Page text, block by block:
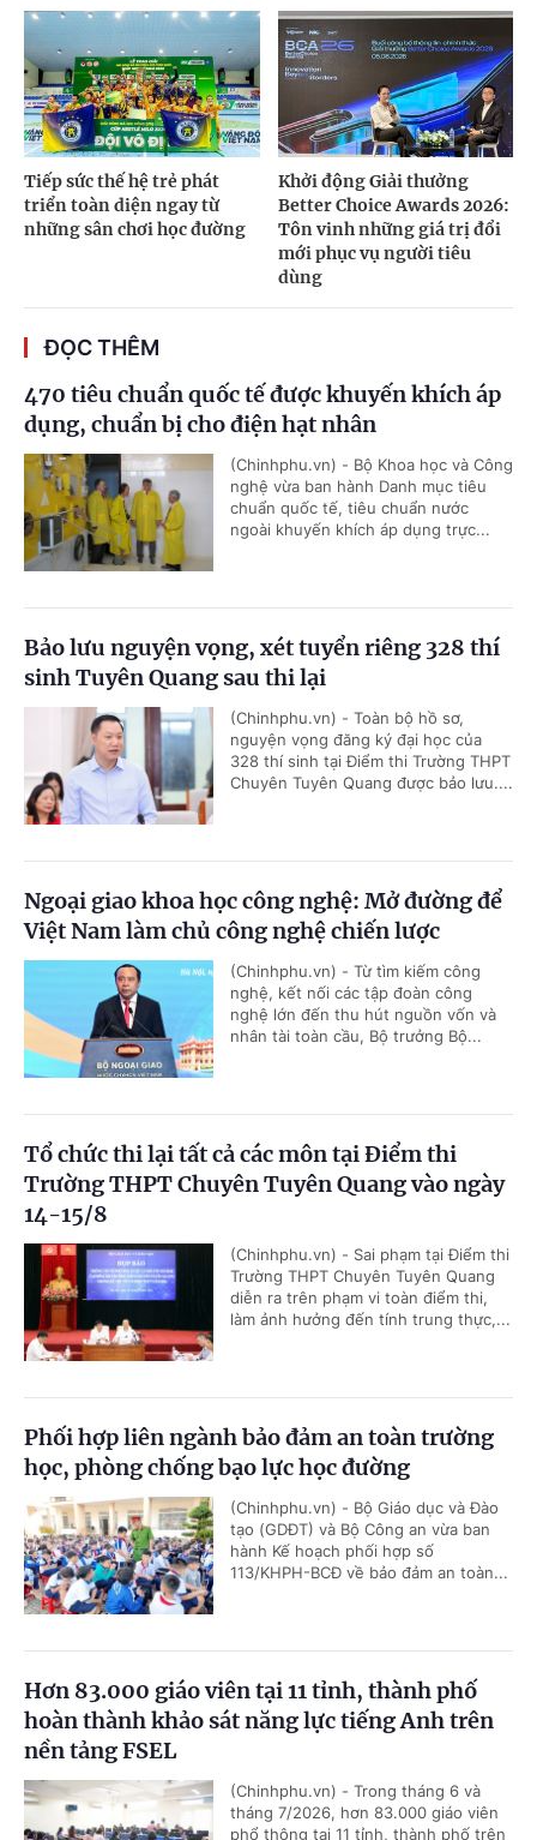
Tiếp sức thế hệ trẻ phát
triển toàn diện ngay từ
những sân chơi học đường
Khởi động Giải thưởng
Better Choice Awards 2026:
Tôn vinh những giá trị đổi
mới phục vụ người tiêu
dùng
ĐỌC THÊM
470 tiêu chuẩn quốc tế được khuyến khích áp
dụng, chuẩn bị cho điện hạt nhân
(Chinhphu.vn) - Bộ Khoa học và Công
nghệ vừa ban hành Danh mục tiêu
chuẩn quốc tế, tiêu chuẩn nước
ngoài khuyến khích áp dụng trực...
Bảo lưu nguyện vọng, xét tuyển riêng 328 thí
sinh Tuyên Quang sau thi lại
(Chinhphu.vn) - Toàn bộ hồ sơ,
nguyện vọng đăng ký đại học của
328 thí sinh tại Điểm thi Trường THPT
Chuyên Tuyên Quang được bảo lưu....
Ngoại giao khoa học công nghệ: Mở đường để
Việt Nam làm chủ công nghệ chiến lược
(Chinhphu.vn) - Từ tìm kiếm công
nghệ, kết nối các tập đoàn công
nghệ lớn đến thu hút nguồn vốn và
nhân tài toàn cầu, Bộ trưởng Bộ...
Tổ chức thi lại tất cả các môn tại Điểm thi
Trường THPT Chuyên Tuyên Quang vào ngày
14-15/8
(Chinhphu.vn) - Sai phạm tại Điểm thi
Trường THPT Chuyên Tuyên Quang
diễn ra trên phạm vi toàn điểm thi,
làm ảnh hưởng đến tính trung thực,...
Phối hợp liên ngành bảo đảm an toàn trường
học, phòng chống bạo lực học đường
(Chinhphu.vn) - Bộ Giáo dục và Đào
tạo (GDĐT) và Bộ Công an vừa ban
hành Kế hoạch phối hợp số
113/KHPH-BCĐ về bảo đảm an toàn...
Hơn 83.000 giáo viên tại 11 tỉnh, thành phố
hoàn thành khảo sát năng lực tiếng Anh trên
nền tảng FSEL
(Chinhphu.vn) - Trong tháng 6 và
tháng 7/2026, hơn 83.000 giáo viên
phổ thông tại 11 tỉnh, thành phố trên